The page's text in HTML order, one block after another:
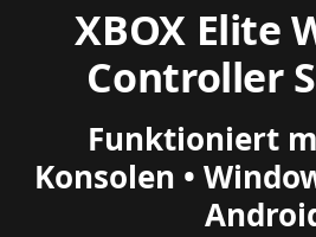
XBOX Elite
Controller
Funktioniert
Konsolen •